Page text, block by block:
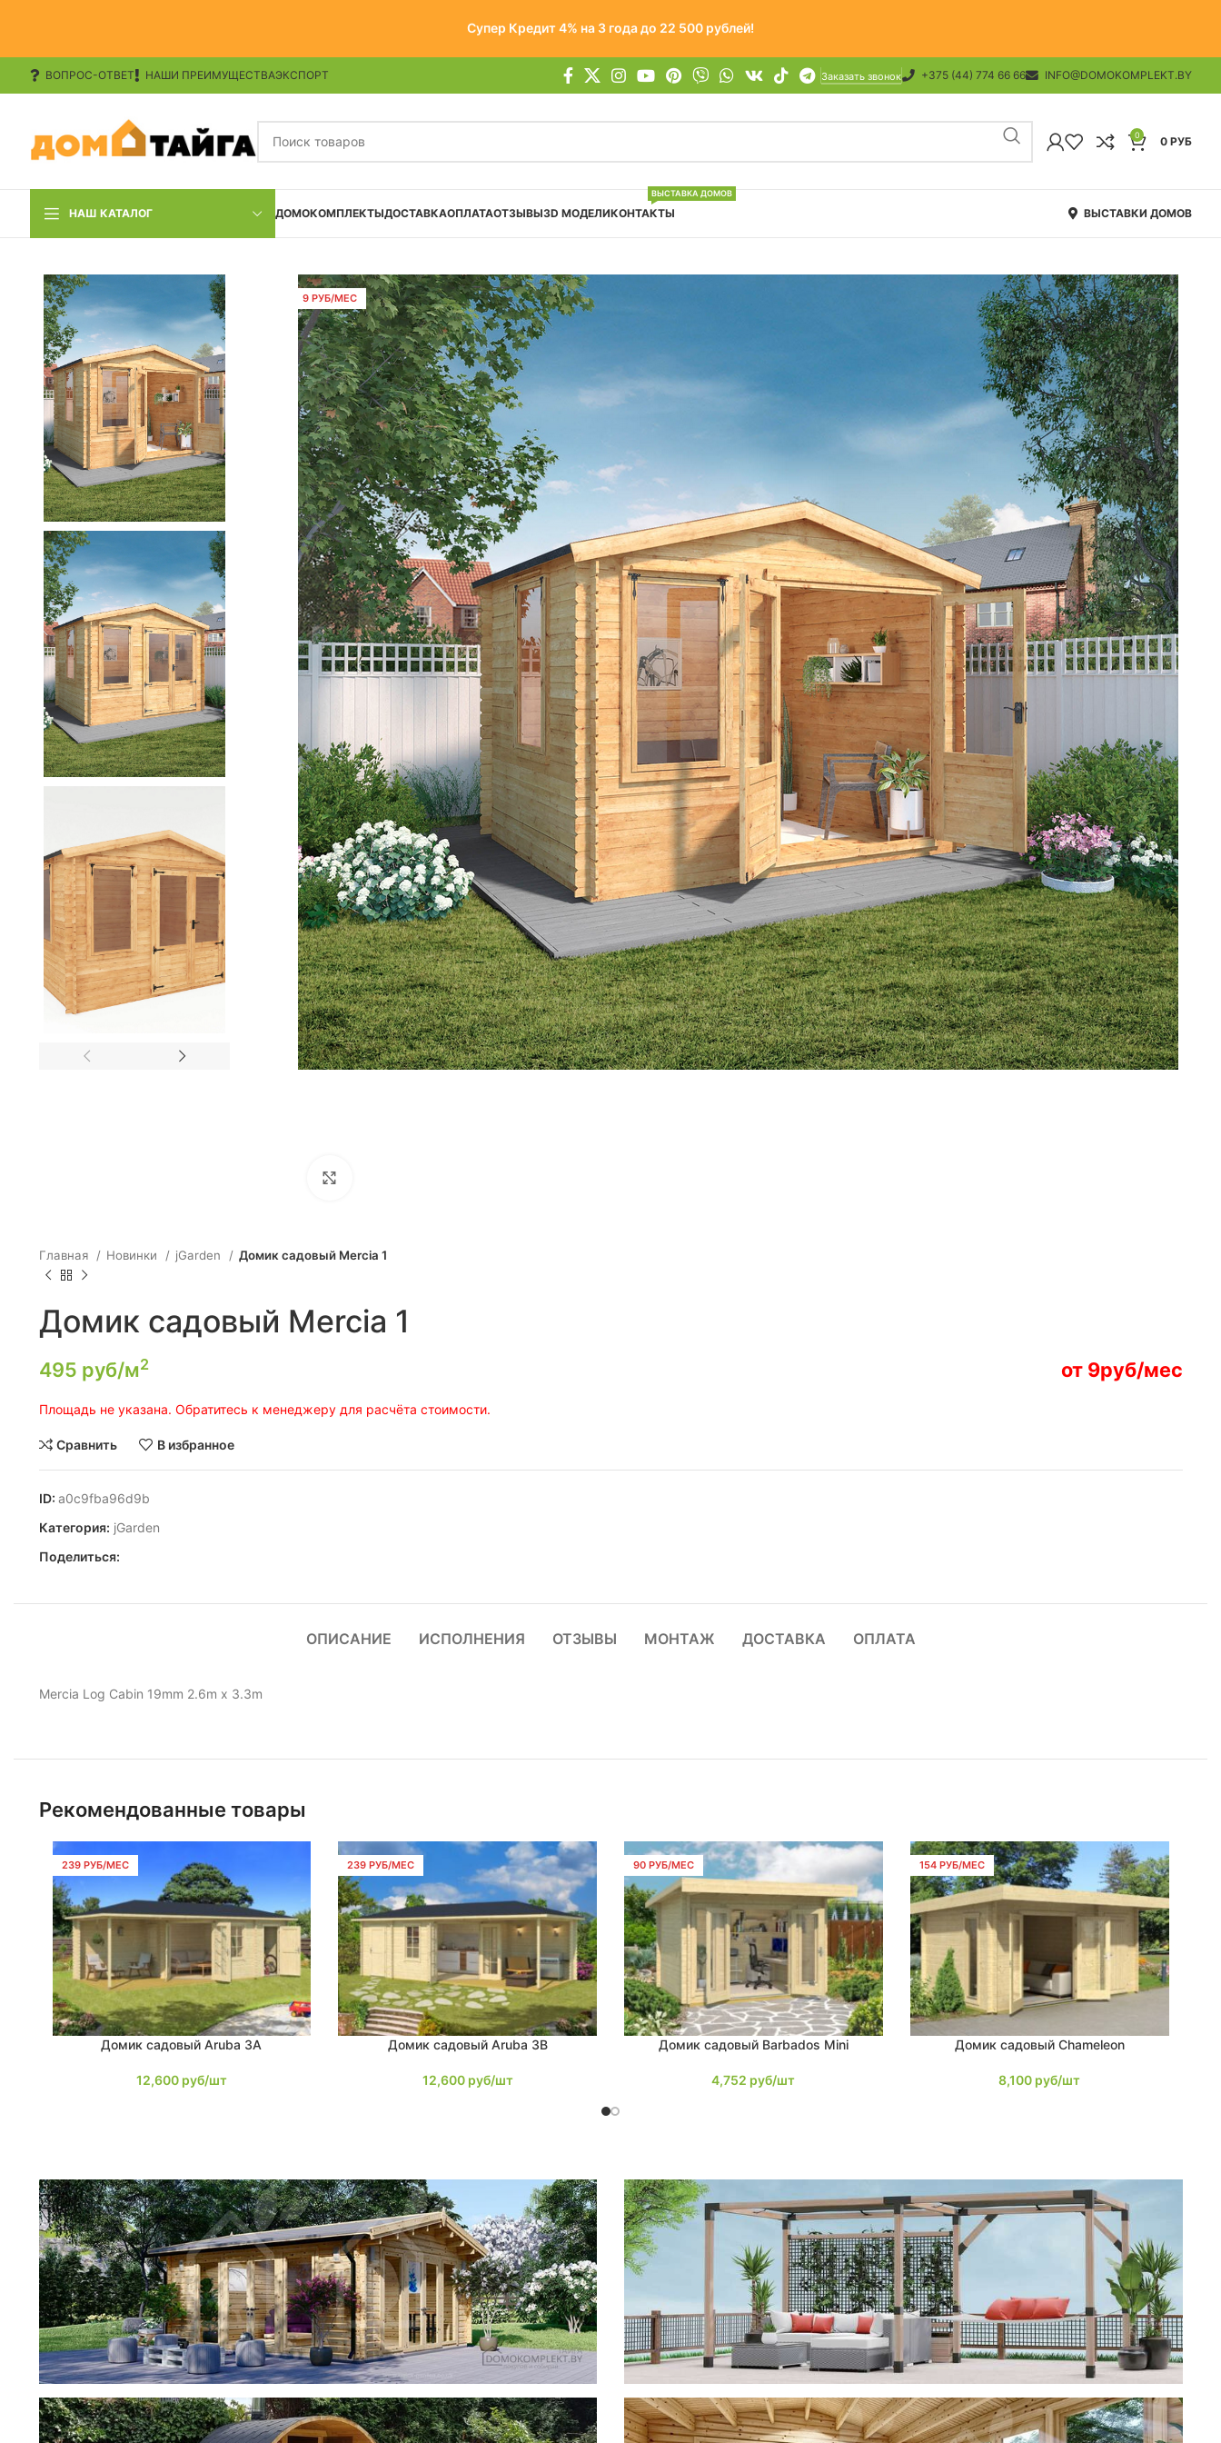
Супер Кредит 4% на 3 года до 22 500 рублей!
ВОПРОС-ОТВЕТ НАШИ ПРЕИМУЩЕСТВАЭКСПОРТ Заказать звонок +375 (44) 774 66 66 INFO@DOMOKOMPLEKT.BY
0 0 РУБ
НАШ КАТАЛОГ ДОМОКОМПЛЕКТЫДОСТАВКАОПЛАТАОТЗЫВЫ3D МОДЕЛИКОНТАКТЫ
ВЫСТАВКА ДОМОВ
ВЫСТАВКИ ДОМОВ
9 РУБ/МЕС
Главная Новинки jGarden Домик садовый Mercia 1
Домик садовый Mercia 1
495 руб/м2 от 9руб/мес
Площадь не указана. Обратитесь к менеджеру для расчёта стоимости.
Сравнить В избранное
ID: a0c9fba96d9b
Категория: jGarden
Поделиться:
ОПИСАНИЕ ИСПОЛНЕНИЯ ОТЗЫВЫ МОНТАЖ ДОСТАВКА ОПЛАТА
Mercia Log Cabin 19mm 2.6m x 3.3m
Рекомендованные товары
239 РУБ/МЕС
В КОРЗИНУДомик садовый Aruba 3A
12,600 руб/шт
239 РУБ/МЕС
В КОРЗИНУДомик садовый Aruba 3B
12,600 руб/шт
90 РУБ/МЕС
В КОРЗИНУ
Домик садовый Barbados Mini
4,752 руб/шт
154 РУБ/МЕС
В КОРЗИНУДомик садовый Chameleon
8,100 руб/шт
фотогалерея фотогалерея